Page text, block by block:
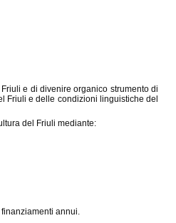
e di divenire organico strumento di
Friuli e delle condizioni linguistiche del
del Friuli mediante:
annui.